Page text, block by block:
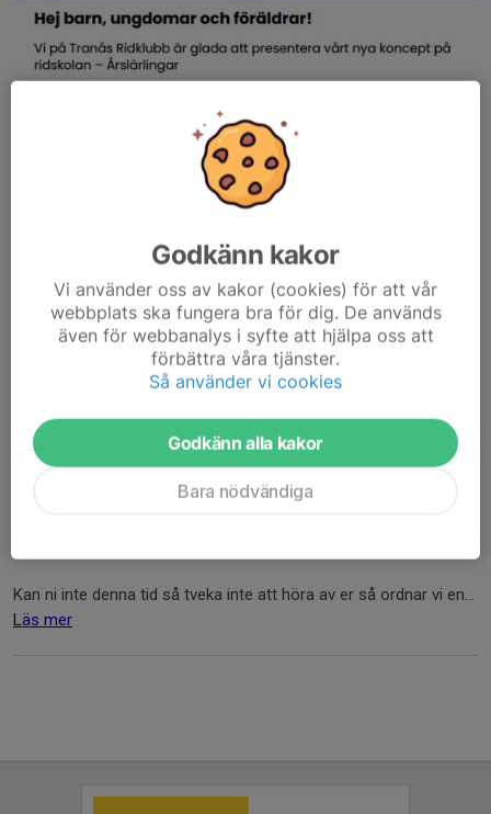
Det blev lite fel när trycknisse var framme och datumen
Kan ni inte denna tid så tveka inte att höra av er så ordnar vi en...
Läs mer
Godkänn kakor
Vi använder oss av kakor (cookies) för att vår
webbplats ska fungera bra för dig. De används
även för webbanalys i syfte att hjälpa oss att
förbättra våra tjänster.
Så använder vi cookies
Godkänn alla kakor
Bara nödvändiga